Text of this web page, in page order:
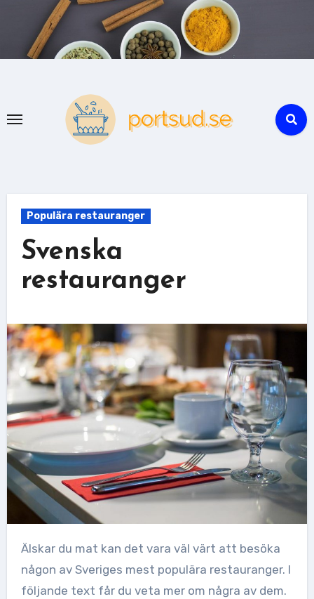
content
Populära restauranger
Svenska
restauranger
Älskar du mat kan det vara väl värt att besöka
någon av Sveriges mest populära restauranger. I
följande text får du veta mer om några av dem.